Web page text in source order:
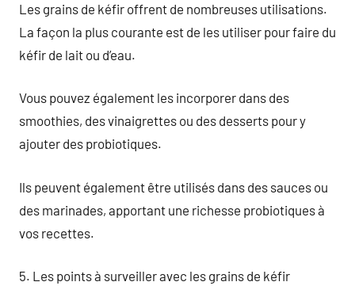
Les grains de kéfir offrent de nombreuses utilisations.
La façon la plus courante est de les utiliser pour faire du
kéfir de lait ou d’eau.
Vous pouvez également les incorporer dans des
smoothies, des vinaigrettes ou des desserts pour y
ajouter des probiotiques.
Ils peuvent également être utilisés dans des sauces ou
des marinades, apportant une richesse probiotiques à
vos recettes.
5. Les points à surveiller avec les grains de kéfir